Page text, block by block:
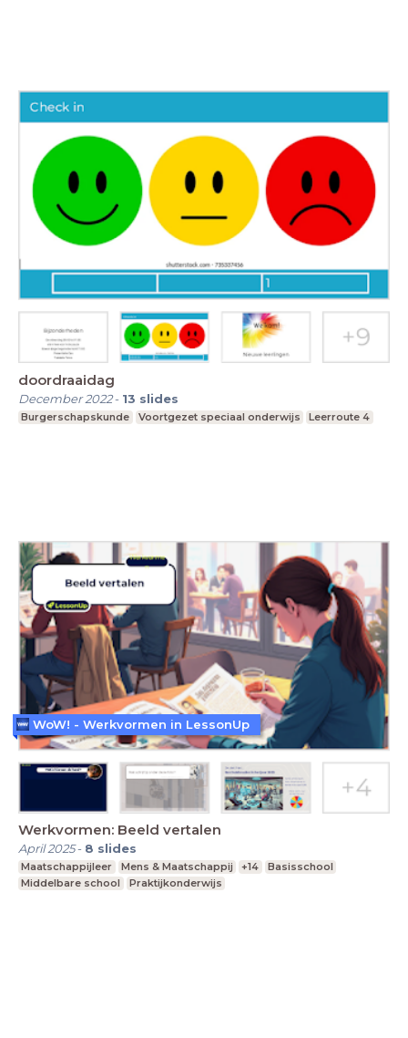
doordraaidag
December 2022- 13 slides
Burgerschapskunde Voortgezet speciaal onderwijs Leerroute 4
Werkvormen: Beeld vertalen
April 2025- 8 slides
Maatschappijleer Mens & Maatschappij +14
Basisschool
Middelbare school
Praktijkonderwijs
WoW! - Werkvormen in LessonUp